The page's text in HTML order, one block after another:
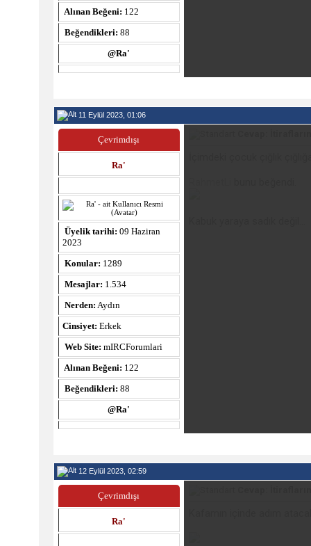
Alınan Beğeni: 122
Beğendikleri: 88
@Ra'
11 Eylül 2023, 01:06
Çevrimdışı
Ra'
Üyelik tarihi: 09 Haziran
2023
Konular: 1289
Mesajlar: 1.534
Nerden: Aydın
Cinsiyet: Erkek
Web Site: mIRCForumlari
Alınan Beğeni: 122
Beğendikleri: 88
@Ra'
12 Eylül 2023, 02:59
Çevrimdışı
Ra'